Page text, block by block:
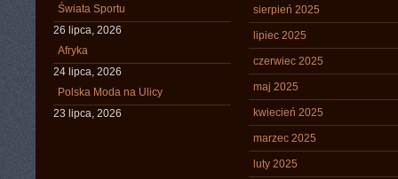
Świata Sportu
26 lipca, 2026
Afryka
24 lipca, 2026
Polska Moda na Ulicy
23 lipca, 2026
sierpień 2025
lipiec 2025
czerwiec 2025
maj 2025
kwiecień 2025
marzec 2025
luty 2025